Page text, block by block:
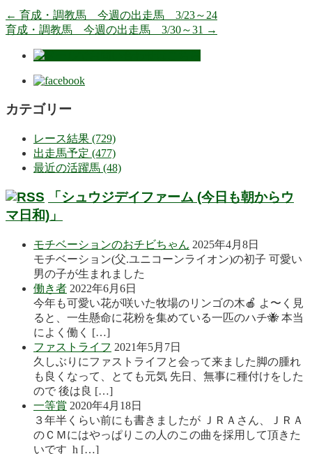
← 育成・調教馬 今週の出走馬 3/23～24
育成・調教馬 今週の出走馬 3/30～31 →
カテゴリー
レース結果 (729)
出走馬予定 (477)
最近の活躍馬 (48)
「シュウジデイファーム (今日も朝からウ
マ日和)」
モチベーションのおチビちゃん 2025年4月8日
モチベーション(父.ユニコーンライオン)の初子 可愛い
男の子が生まれました
働き者 2022年6月6日
今年も可愛い花が咲いた牧場のリンゴの木🍎 よ〜く見
ると、一生懸命に花粉を集めている一匹のハチ🐝 本当
によく働く […]
ファストライフ 2021年5月7日
久しぶりにファストライフと会って来ました脚の腫れ
も良くなって、とても元気 先日、無事に種付けをした
ので 後は良 […]
一等賞 2020年4月18日
３年半くらい前にも書きましたが ＪＲＡさん、ＪＲＡ
のＣＭにはやっぱりこの人のこの曲を採用して頂きた
いです h […]